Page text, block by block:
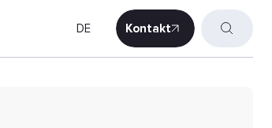
DE Kontakt
Kontakt